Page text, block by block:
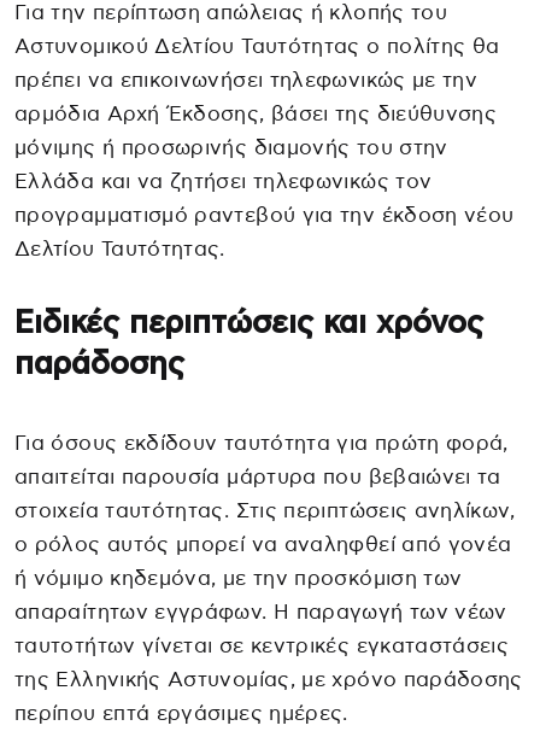
Για την περίπτωση απώλειας ή κλοπής του
Αστυνομικού Δελτίου Ταυτότητας ο πολίτης θα
πρέπει να επικοινωνήσει τηλεφωνικώς με την
αρμόδια Αρχή Έκδοσης, βάσει της διεύθυνσης
μόνιμης ή προσωρινής διαμονής του στην
Ελλάδα και να ζητήσει τηλεφωνικώς τον
προγραμματισμό ραντεβού για την έκδοση νέου
Δελτίου Ταυτότητας.
Ειδικές περιπτώσεις και χρόνος
παράδοσης
Για όσους εκδίδουν ταυτότητα για πρώτη φορά,
απαιτείται παρουσία μάρτυρα που βεβαιώνει τα
στοιχεία ταυτότητας. Στις περιπτώσεις ανηλίκων,
ο ρόλος αυτός μπορεί να αναληφθεί από γονέα
ή νόμιμο κηδεμόνα, με την προσκόμιση των
απαραίτητων εγγράφων. Η παραγωγή των νέων
ταυτοτήτων γίνεται σε κεντρικές εγκαταστάσεις
της Ελληνικής Αστυνομίας, με χρόνο παράδοσης
περίπου επτά εργάσιμες ημέρες.